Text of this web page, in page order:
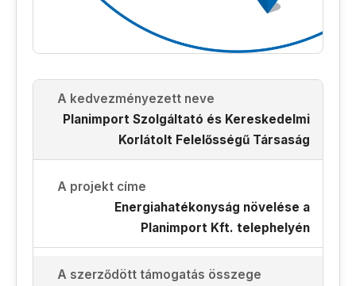
A kedvezményezett neve
Planimport Szolgáltató és Kereskedelmi
Korlátolt Felelősségű Társaság
A projekt címe
Energiahatékonyság növelése a
Planimport Kft. telephelyén
A szerződött támogatás összege